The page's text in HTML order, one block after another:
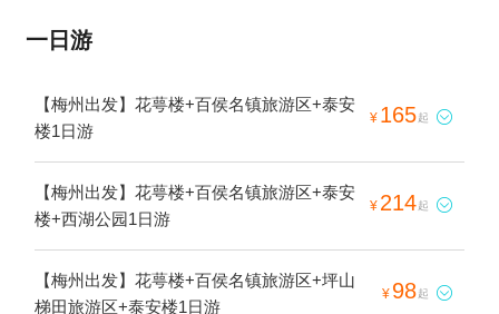
一日游
【梅州出发】花萼楼+百侯名镇旅游区+泰安
楼1日游
¥ 165起 
【梅州出发】花萼楼+百侯名镇旅游区+泰安
楼+西湖公园1日游
¥ 214起 
【梅州出发】花萼楼+百侯名镇旅游区+坪山
梯田旅游区+泰安楼1日游
¥ 98起 